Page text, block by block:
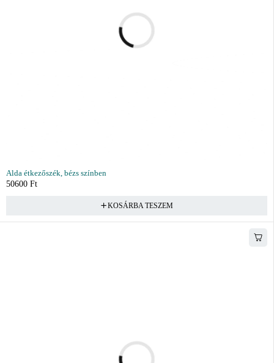
Alda étkezőszék, bézs színben
50600 Ft
KOSÁRBA TESZEM